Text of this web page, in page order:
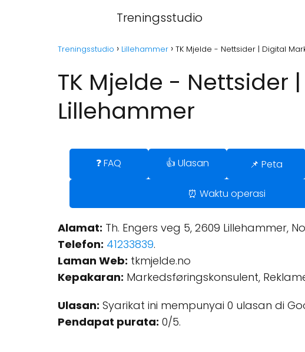
Treningsstudio
Treningsstudio Lillehammer TK Mjelde - Nettsider | Digital
TK Mjelde - Nettsider
Lillehammer
❓ FAQ 👍 Ulasan 📌 Peta
⏰ Waktu operasi
Alamat: Th. Engers veg 5, 2609 Lillehammer,
Telefon: 41233839.
Laman Web: tkmjelde.no
Kepakaran: Markedsføringskonsulent,
Ulasan: Syarikat ini mempunyai 0 ulasan di
Pendapat purata: 0/5.